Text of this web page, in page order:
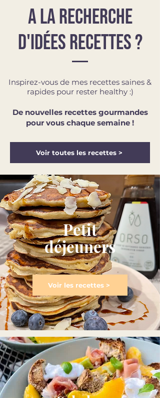
A la recherche
d'idées recettes ?
Inspirez-vous de mes recettes saines &
rapidespour rester healthy :)
De nouvelles recettes gourmandes
pour vous chaque semaine !
Voir toutes les recettes >
Petit
déjeuners
Voir les recettes >